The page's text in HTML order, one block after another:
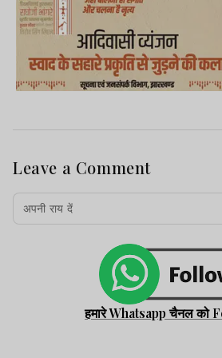
स्थानीय लोगों का कहना है कि
Leave a Comment
हमारे Whatsapp चैनल को